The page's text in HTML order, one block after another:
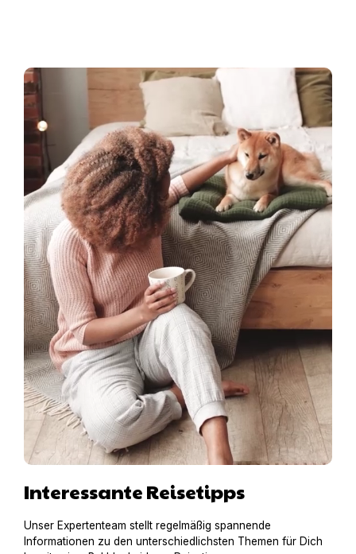
Interessante Reisetipps
Unser Expertenteam stellt regelmäßig spannende
Informationen zu den unterschiedlichsten Themen für Dich